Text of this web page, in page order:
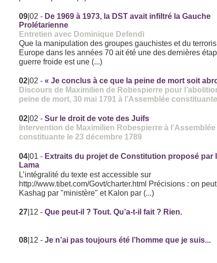
09 |02 - De 1969 à 1973, la DST avait infiltré la Gauche
Prolétarienne
Entretien avec Dominique Defendi
Que la manipulation des groupes gauchistes et du
Europe dans les années 70 ait été une des dernières
guerre froide est une (...)
02 |02 -« Je conclus à ce que la peine de mort soit
Discours de Maximilien de Robespierre pour
peine de mort, 30 mai 1791 à l’Assemblée
02 |02 -Sur le droit de vote des Juifs
Intervention de Maximilien Robespierre à l’Assemblée
constituante le 23 décembre 1789
04 |01 - Extraits du projet de Constitution proposé par
Lama
L’intégralité du texte est accessible sur
http://www.tibet.com/Govt/charter.html Précisions : on
Kashag par "ministère" et Kalon par (...)
27 |12 -Que peut-il ? Tout. Qu’a-t-il fait ? Rien.
08 |12 -Je n’ai pas toujours été l’homme que je suis...